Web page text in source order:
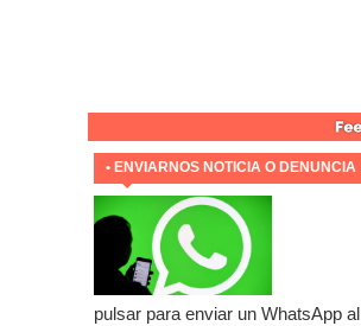
• ENVIARNOS NOTICIA O DENUNCIA
pulsar para enviar un WhatsApp al